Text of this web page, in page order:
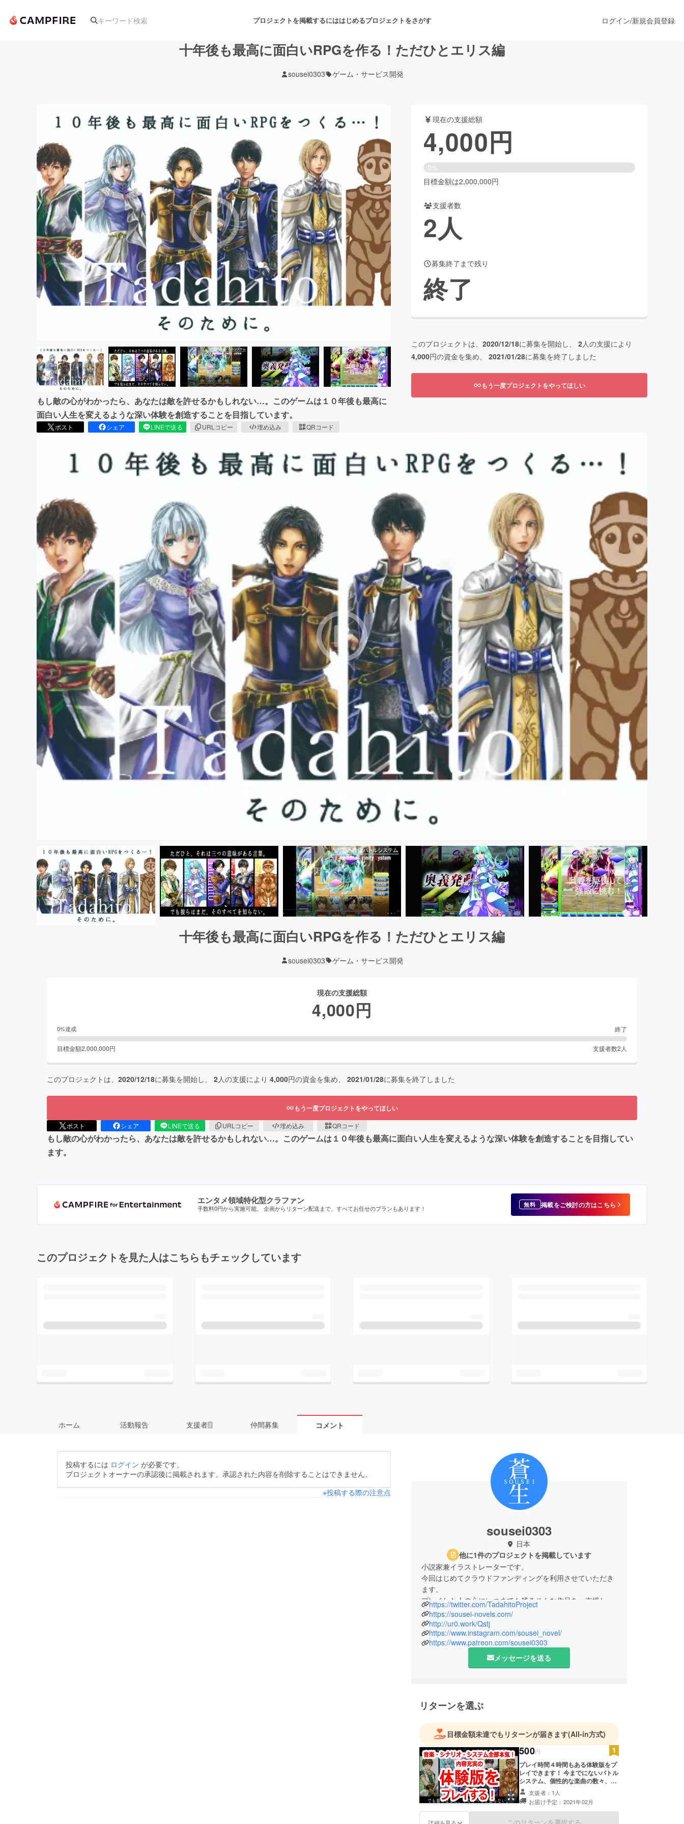
プロジェクトを掲載するにははじめるプロジェクトをさがす
アート・写真 音楽 舞台・パフォーマンス
テクノロジー・ガジェット ゲーム・サービス開発 フード・飲食店
映像・映画 書籍・雑誌出版 アニメ・漫画
ビジネス・起業 チャレンジ ビューティー・ヘルスケア
まちづくり・地域活性化
CAMPFIRE for Social Good
CAMPFIRE Creation
CAMPFIREふるさと納税
machi-ya コミュニティ
ログイン/新規会員登録
十年後も最高に面白いRPGを作る！ただひとエリス編
sousei0303 ゲーム・サービス開発
もし敵の心がわかったら、あなたは敵を許せるかもしれない…。このゲームは１０年後も最高に
面白い人生を変えるような深い体験を創造することを目指しています。
ポスト シェア LINEで送る URLコピー 埋め込み QRコード
現在の支援総額
4,000円
0%
目標金額は2,000,000円
支援者数
2人
募集終了まで残り
終了
このプロジェクトは、 2020/12/18に募集を開始し、 2人の支援により
4,000円の資金を集め、 2021/01/28に募集を終了しました
もう一度プロジェクトをやってほしい
十年後も最高に面白いRPGを作る！ただひとエリス編
sousei0303 ゲーム・サービス開発
現在の支援総額
4,000円
0%達成 終了
目標金額2,000,000円 支援者数2 人
このプロジェクトは、 2020/12/18に募集を開始し、 2人の支援により 4,000円の資金を集め、 2021/01/28に募集を終了しました
もう一度プロジェクトをやってほしい
ポスト シェア LINEで送る URLコピー 埋め込み QRコード
もし敵の心がわかったら、あなたは敵を許せるかもしれない…。このゲームは１０年後も最高に面白い人生を変えるような深い体験を創造することを目指してい
ます。
エンタメ領域特化型クラファン
手数料0円から実施可能。 企画からリターン配送まで、すべてお任せのプランもあります！ 無料 掲載をご検討の方はこちら
このプロジェクトを見た人はこちらもチェックしています
ホーム 活動報告 支援者 2 仲間募集 コメント
投稿するには ログイン が必要です。
プロジェクトオーナーの承認後に掲載されます。承認された内容を削除することはできません。
※投稿する際の注意点
sousei0303
日本
他に1件のプロジェクトを掲載しています
小説家兼イラストレーターです。
今回はじめてクラウドファンディングを利用させていただき
ます。
プレイした人の心にいつまでも残るそんな作品を、支援して
くださるあなたのために作ります！
https://twitter.com/TadahitoProject
https://sousei-novels.com/
http://ur0.work/Qstj
https://www.instagram.com/sousei_novel/
https://www.patreon.com/sousei0303
メッセージを送る
リターンを選ぶ
目標金額未達でもリターンが届きます(All-in方式)
500円
プレイ時間４時間もある体験版をプ
レイできます！ 今までにないバトル
システム、個性的な楽曲の数々、本
格的なシナリオ RPGただひとの面
白さをぜひ遊んで確かめてくださ
い！ 対応Windows7,10 であれば
遊べます。 MACの時はWindowsを
入れると遊べます。
支援者：1人
お届け予定：2021年02月
詳細を見る